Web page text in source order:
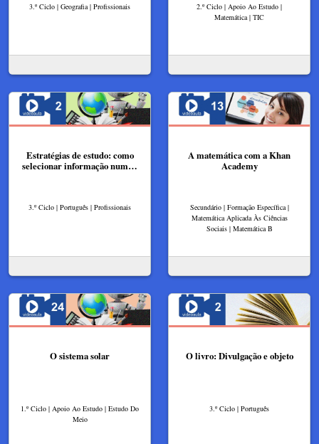
3.º Ciclo | Geografia | Profissionais
2.º Ciclo | Apoio Ao Estudo |
Matemática | TIC
Estratégias de estudo: como
selecionar informação num…
3.º Ciclo | Português | Profissionais
A matemática com a Khan
Academy
Secundário | Formação Específica |
Matemática Aplicada Às Ciências
Sociais | Matemática B
O sistema solar
1.º Ciclo | Apoio Ao Estudo | Estudo Do
Meio
O livro: Divulgação e objeto
3.º Ciclo | Português